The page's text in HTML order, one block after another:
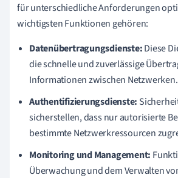
für unterschiedliche Anforderungen
wichtigsten Funktionen gehören:
Datenübertragungsdienste:Diese
die schnelle und zuverlässige
Informationen zwischen Netzwerken.
Authentifizierungsdienste:
sicherstellen, dass nur autorisierte
bestimmte Netzwerkressourcen
Monitoring und Management:
Überwachung und dem Verwalten